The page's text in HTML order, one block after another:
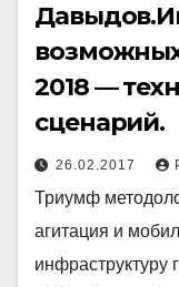
2018 —
сценарий.
26.02.2017
Триумф
агитация и
инфраструктуру